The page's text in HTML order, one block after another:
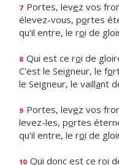
7 Portes, levez vos
élevez-vous, portes
qu'il entre, le roi de
8 Qui est ce roi de
C'est le Seigneur, le fo
le Seigneur, le vaillant
9 Portes, levez vos
levez-les, portes
qu'il entre, le roi de
10 Qui donc est ce roi